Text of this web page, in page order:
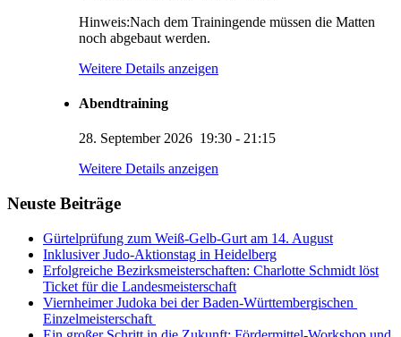
Hinweis:Nach dem Trainingende müssen die Matten
noch abgebaut werden.
Weitere Details anzeigen
Abendtraining
28. September 2026 19:30 - 21:15
Weitere Details anzeigen
Neuste Beiträge
Gürtelprüfung zum Weiß-Gelb-Gurt am 14. August
Inklusiver Judo-Aktionstag in Heidelberg
Erfolgreiche Bezirksmeisterschaften: Charlotte Schmidt löst
Ticket für die Landesmeisterschaft
Viernheimer Judoka bei der Baden-Württembergischen
Einzelmeisterschaft
KUMI – Dein KI-Assistent
1. Viernheimer Judo-Club e.V.